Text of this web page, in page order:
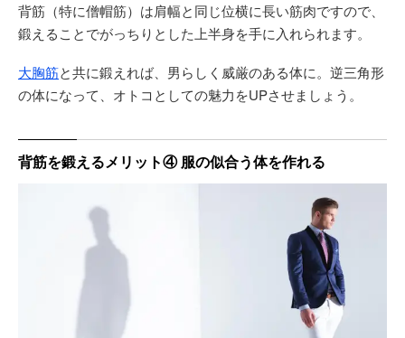
背筋（特に僧帽筋）は肩幅と同じ位横に長い筋肉ですので、
鍛えることでがっちりとした上半身を手に入れられます。
大胸筋と共に鍛えれば、男らしく威厳のある体に。逆三角形
の体になって、オトコとしての魅力をUPさせましょう。
背筋を鍛えるメリット④ 服の似合う体を作れる